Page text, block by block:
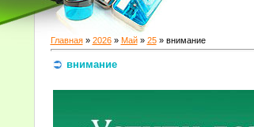
Главная» 2026 » Май » 25» внимание
внимание